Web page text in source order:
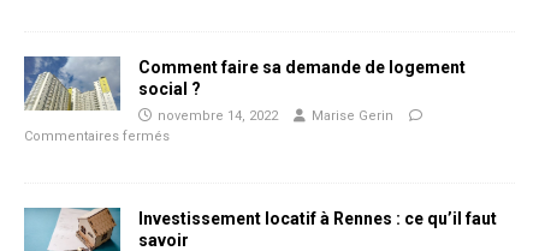
Comment faire sa demande de logement
social ?
novembre 14, 2022
Marise Gerin
Commentaires fermés
Investissement locatif à Rennes : ce qu’il faut
savoir